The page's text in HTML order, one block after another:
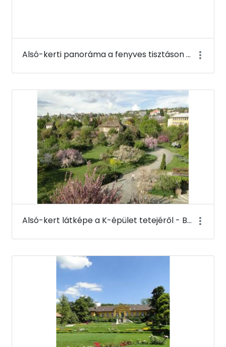
Alsó-kerti panoráma a fenyves tisztáson - Budai Arborétum
Alsó-kert látképe a K-épület tetejéről - Budai Arborétum